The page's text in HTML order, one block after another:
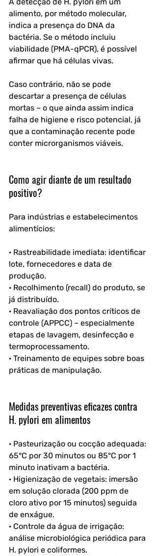
alimento, por método molecular,
indica a presença do DNA da
bactéria. Se o método incluiu
viabilidade (PMA-qPCR), é possível
afirmar que há células vivas.
Caso contrário, não se pode
descartar a presença de células
mortas – o que ainda assim indica
falha de higiene e risco potencial, já
que a contaminação recente pode
conter microrganismos viáveis.
Como agir diante de um resultado
positivo?
Para indústrias e estabelecimentos
alimentícios:
· Rastreabilidade imediata: identificar
lote, fornecedores e data de
produção.
· Recolhimento (recall) do produto, se
já distribuído.
· Reavaliação dos pontos críticos de
controle (APPCC) – especialmente
etapas de lavagem, desinfecção e
termoprocessamento.
· Treinamento de equipes sobre boas
práticas de manipulação.
Medidas preventivas eficazes contra
H. pylori em alimentos
· Pasteurização ou cocção adequada:
65°C por 30 minutos ou 85°C por 1
minuto inativam a bactéria.
· Higienização de vegetais: imersão
em solução clorada (200 ppm de
cloro ativo por 15 minutos) seguida
de enxágue.
· Controle da água de irrigação:
análise microbiológica periódica para
H. pylori e coliformes.